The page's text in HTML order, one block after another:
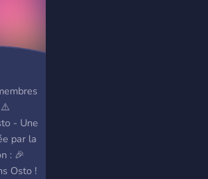
les
ﾟ
·:*:·ﾟ
ﾟ
une
⚠️
- Une
par la
: 🎉
Osto !